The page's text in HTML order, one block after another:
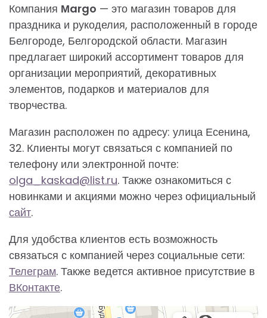
Компания Мargo — это магазин товаров для
праздника и рукоделия, расположенный в городе
Белгороде, Белгородской области. Магазин
предлагает широкий ассортимент товаров для
организации мероприятий, декоративных
элементов, подарков и материалов для
творчества.
Магазин расположен по адресу: улица Есенина,
32. Клиенты могут связаться с компанией по
телефону или электронной почте:
olga_kaskad@list.ru. Также ознакомиться с
новинками и акциями можно через официальный
сайт.
Для удобства клиентов есть возможность
связаться с компанией через социальные сети:
Телеграм. Также ведется активное присутствие в
ВКонтакте.